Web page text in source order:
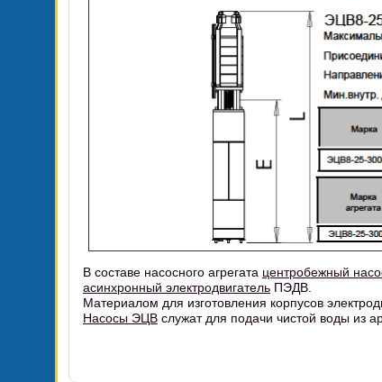
В составе насосного агрегата центробежный
асинхронный электродвигатель ПЭДВ.
Материалом для изготовления корпусов
Насосы ЭЦВ служат для подачи чистой воды из